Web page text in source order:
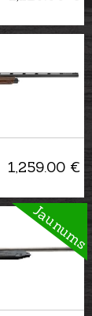
1,259.00 €
Jaunums